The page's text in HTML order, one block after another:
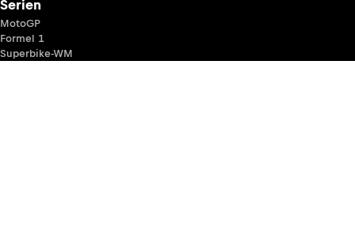
Serien
MotoGP
Formel 1
Superbike-WM